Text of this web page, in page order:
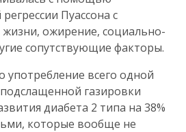
Пуассона с
ожирение, социально-
сопутствующие факторы.
употребление всего одной
газировки
диабета 2 типа на 38%
которые вообще не